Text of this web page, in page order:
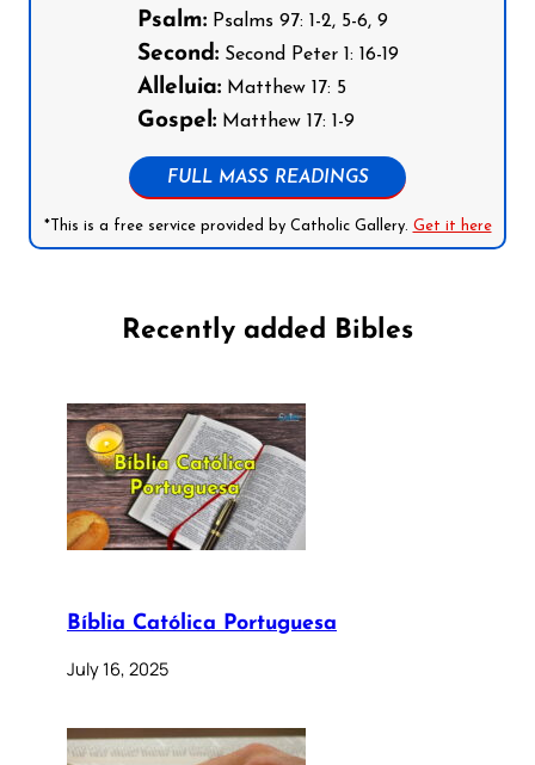
Psalm:Psalms 97: 1-2, 5-6, 9
Second:Second Peter 1: 16-19
Alleluia:Matthew 17: 5
Gospel:Matthew 17: 1-9
FULL MASS READINGS
*This is a free service provided by Catholic Gallery. Get it here
Recently added Bibles
Bíblia Católica Portuguesa
July 16, 2025